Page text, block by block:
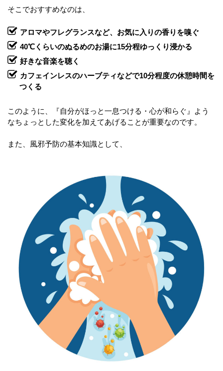
そこでおすすめなのは、
アロマやフレグランスなど、お気に入りの香りを嗅ぐ
40℃くらいのぬるめのお湯に15分程ゆっくり浸かる
好きな音楽を聴く
カフェインレスのハーブティなどで10分程度の休憩時間を
つくる
このように、『自分がほっと一息つける・心が和らぐ』よう
なちょっとした変化を加えてあげることが重要なのです。
また、風邪予防の基本知識として、